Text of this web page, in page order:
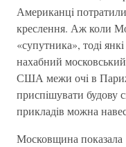
Американцi
креслення. Аж коли
«супутника», тодi
нахабний
США межи очi в
приспiшувати будову
прикладiв можна
Московщина показала